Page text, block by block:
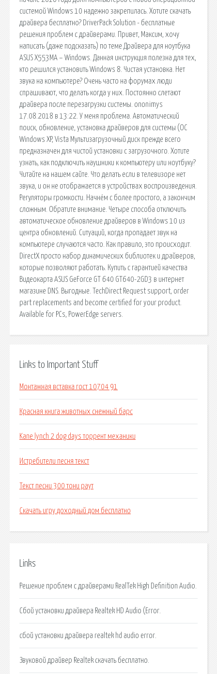
системой Windows 10 надежно закрепилась. Хотите скачать
драйвера бесплатно? DriverPack Solution - бесплатные
решения проблем с драйверами. Привет, Максим, хочу
написать (даже подсказать) по теме Драйвера для ноутбука
ASUS X553MA – Windows. Данная инструкция полезна для тех,
кто решился установить Windows 8. Чистая установка. Нет
звука на компьютере? Очень часто на форумах люди
спрашивают, что делать когда у них. Постоянно слетают
драйвера после перезагрузки системы. ononimys
17.08.2018 в 13:22. У меня проблема. Автоматический
поиск, обновление, установка драйверов для системы (ОС
Windows XP, Vista Мультизагрузочный диск прежде всего
предназначен для чистой установки с загрузочного. Хотите
узнать, как подключить наушники к компьютеру или ноутбуку?
Читайте на нашем сайте. Что делать если в телевизоре нет
звука, и он не отображается в устройствах воспроизведения.
Регуляторы громкости. Начнём с более простого, а закончим
сложным. Обратите внимание. Четыре способа отключить
автоматическое обновление драйверов в Windows 10 из
центра обновлений. Ситуаций, когда пропадает звук на
компьютере случаются часто. Как правило, это происходит.
DirectX просто набор динамических библиотек и драйверов,
которые позволяют работать. Купить с гарантией качества
Видеокарта ASUS GeForce GT 640 GT640-2GD3 в интернет
магазине DNS. Выгодные. TechDirect Request support, order
part replacements and become certified for your product.
Available for PCs, PowerEdge servers.
Links to Important Stuff
Монтажная вставка гост 10704 91
Красная книга животных снежный барс
Kane lynch 2 dog days торрент механики
Истребители песня текст
Текст песни 300 тони раут
Скачать игру доходный дом бесплатно
Links
Решение проблем с драйверами RealTek High Definition Audio.
Сбой установки драйвера Realtek HD Audio (Error.
сбой установки драйвера realtek hd audio error.
Звуковой драйвер Realtek скачать бесплатно.